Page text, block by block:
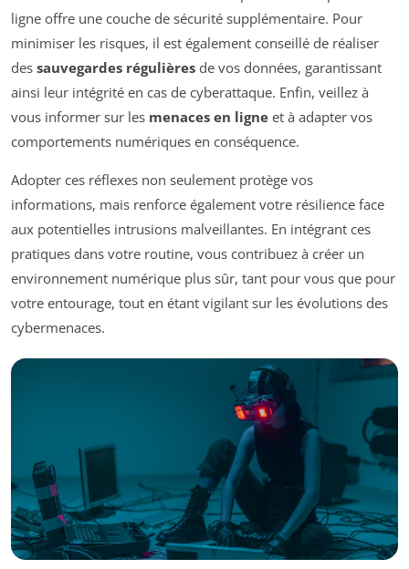
ligne offre une couche de sécurité supplémentaire. Pour
minimiser les risques, il est également conseillé de réaliser
des sauvegardes régulières de vos données, garantissant
ainsi leur intégrité en cas de cyberattaque. Enfin, veillez à
vous informer sur les menaces en ligne et à adapter vos
comportements numériques en conséquence.
Adopter ces réflexes non seulement protège vos
informations, mais renforce également votre résilience face
aux potentielles intrusions malveillantes. En intégrant ces
pratiques dans votre routine, vous contribuez à créer un
environnement numérique plus sûr, tant pour vous que pour
votre entourage, tout en étant vigilant sur les évolutions des
cybermenaces.